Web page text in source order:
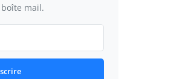
mail.